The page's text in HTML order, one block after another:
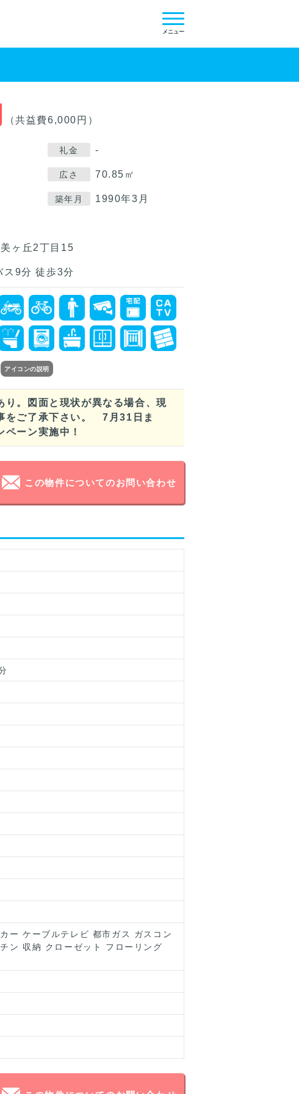
メニュー
（共益費6,000円）
礼金 -
広さ 70.85㎡
築年月 1990年3月
ヶ丘2丁目15
ス9分 徒歩3分
アイコンの説明
。図面と現状が異なる場合、現
をご了承下さい。 7月31日ま
ーン実施中！
この物件についてのお問い合わせ
ー ケーブルテレビ 都市ガス ガスコン
ン 収納 クローゼット フローリング